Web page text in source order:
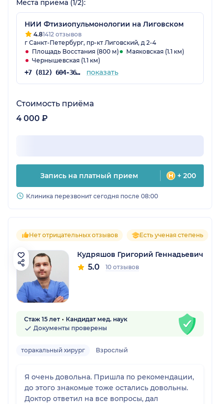
Места приёма (1/2):
НИИ Фтизиопульмонологии на Лиговском
4.81412 отзывов
г Санкт-Петербург, пр-кт Лиговский, д 2-4
Площадь Восстания (800 м)
Маяковская (1.1 км)
Чернышевская (1.1 км)
+7 (812) 604-36-34 показать
Стоимость приёма
4 000 ₽
Запись на платный прием + 200
Клиника перезвонит сегодня после 08:00
Нет отрицательных отзывов Есть ученая степень
Кудряшов Григорий Геннадьевич
5.0 10 отзывов
Стаж 15 лет
Кандидат мед. наук
Документы проверены
торакальный хирург Взрослый
Я очень довольна. Пришла по рекомендации,
до этого знакомые тоже остались довольны.
Доктор ответил на все вопросы, дал